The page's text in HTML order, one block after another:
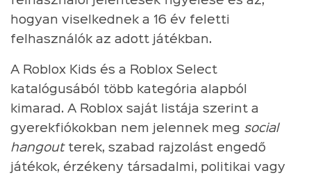
hogyan viselkednek a 16 év feletti
felhasználók az adott játékban.
A Roblox Kids és a Roblox Select
katalógusából több kategória alapból
kimarad. A Roblox saját listája szerint a
gyerekfiókokban nem jelennek meg social
hangoutterek, szabad rajzolást engedő
játékok, érzékeny társadalmi, politikai vagy